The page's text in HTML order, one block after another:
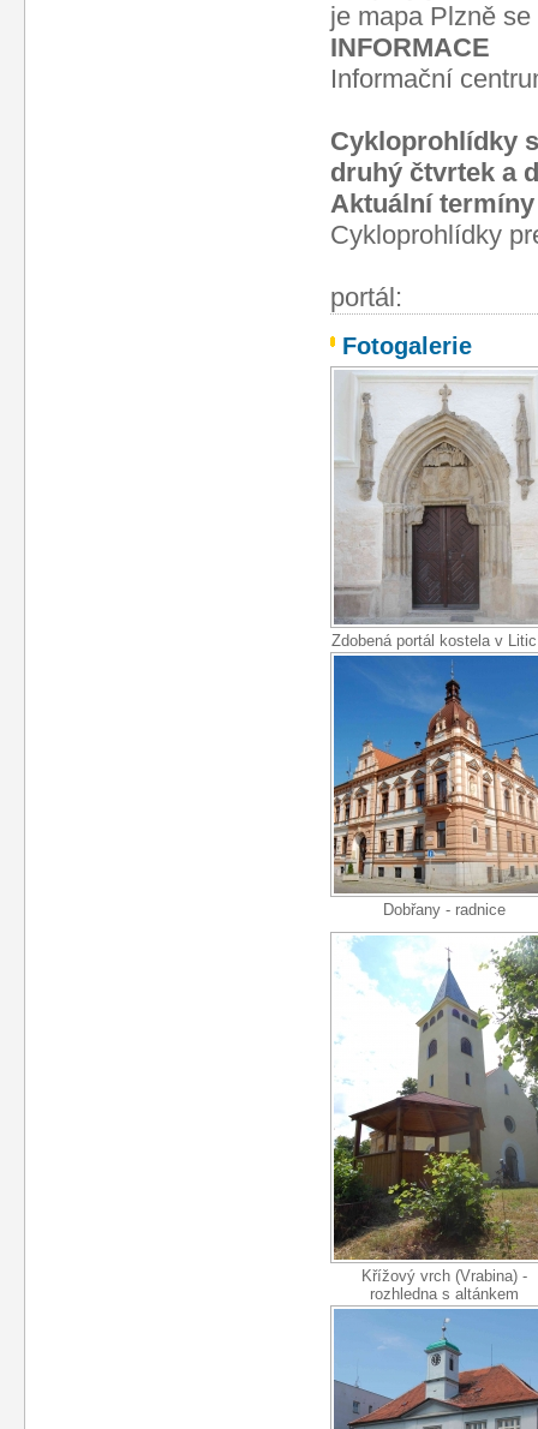
je mapa Plzně
INFORMACE
Informační
Cykloprohlídky
druhý čtvrtek a
Aktuální
Cykloprohlídky
Fotogalerie
Zdobená portál kostela v
Dobřany - radnice
Křížový vrch (Vrabina) -
rozhledna s altánkem